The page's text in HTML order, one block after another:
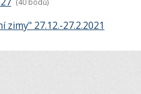
zimy" 27.12.-27.2.2021